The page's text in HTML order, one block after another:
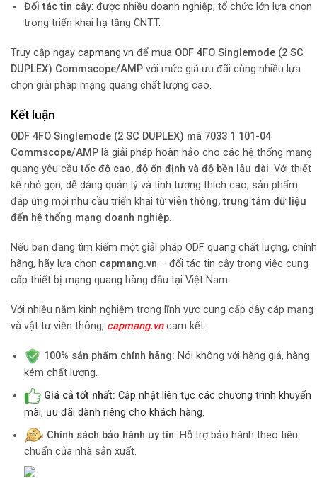
Đối tác tin cậy: được nhiều doanh nghiệp, tổ chức lớn lựa chọn
trong triển khai hạ tầng CNTT.
Truy cập ngay capmang.vn để mua ODF 4FO Singlemode (2 SC
DUPLEX) Commscope/AMP với mức giá ưu đãi cùng nhiều lựa
chọn giải pháp mạng quang chất lượng cao.
Kết luận
ODF 4FO Singlemode (2 SC DUPLEX) mã 7033 1 101-04
Commscope/AMP là giải pháp hoàn hảo cho các hệ thống mạng
quang yêu cầutốc độ cao, độ ổn định và độ bền lâu dài. Với thiết
kế nhỏ gọn, dễ dàng quản lý và tính tương thích cao, sản phẩm
đáp ứng mọi nhu cầu triển khai từ viễn thông, trung tâm dữ liệu
đến hệ thống mạng doanh nghiệp.
Nếu bạn đang tìm kiếm một giải pháp ODF quang chất lượng, chính
hãng, hãy lựa chọn capmang.vn – đối tác tin cậy trong việc cung
cấp thiết bị mạng quang hàng đầu tại Việt Nam.
Với nhiều năm kinh nghiệm trong lĩnh vực cung cấp dây cáp mạng
và vật tư viễn thông, capmang.vncam kết:
100% sản phẩm chính hãng: Nói không với hàng giả, hàng
kém chất lượng.
Giá cả tốt nhất: Cập nhật liên tục các chương trình khuyến
mãi, ưu đãi dành riêng cho khách hàng.
Chính sách bảo hành uy tín: Hỗ trợ bảo hành theo tiêu
chuẩn của nhà sản xuất.